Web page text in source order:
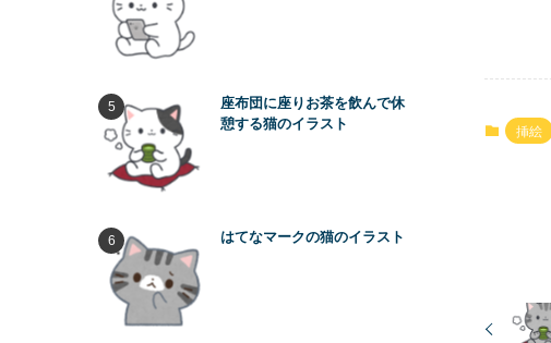
挿絵
座布団に座りお茶を飲んで休
憩する猫のイラスト
はてなマークの猫のイラスト